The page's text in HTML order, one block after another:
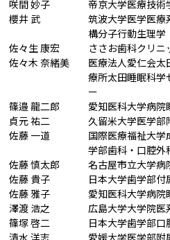
咲間 妙子
帝京大学医療技
櫻井 武
筑波大学医学医
構分子行動生理学
佐々生 康宏
ささお歯科クリ
佐々木 奈緒美
医療法人愛仁会
療所太田睡眠科学
ー
篠邉 龍二郎
愛知医科大学病院
貞元 祐二
久留米大学医学
佐藤 一道
国際医療福祉大
学部歯科・口腔外
佐藤 慎太郎
名古屋市立大学病
佐藤 貴子
日本大学歯学部付
佐藤 雅子
愛知医科大学病院
澤渡 浩之
広島大学大学院医
篠塚 啓二
日本大学歯学部口
清水 洋志
愛媛大学医学部附